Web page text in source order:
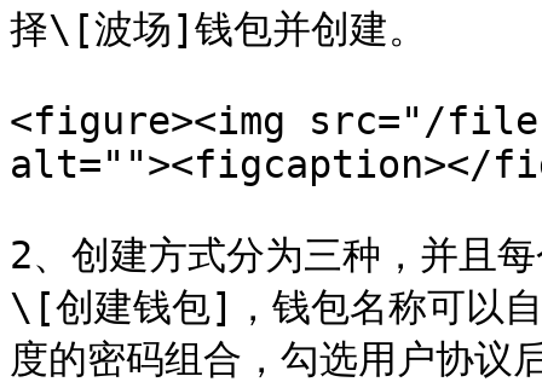
择\[波场]钱包并创建。
<figure><img src="/
alt=""><figcaption></
2、创建方式分为三种，并且
\[创建钱包]，钱包名称可以
度的密码组合，勾选用户协